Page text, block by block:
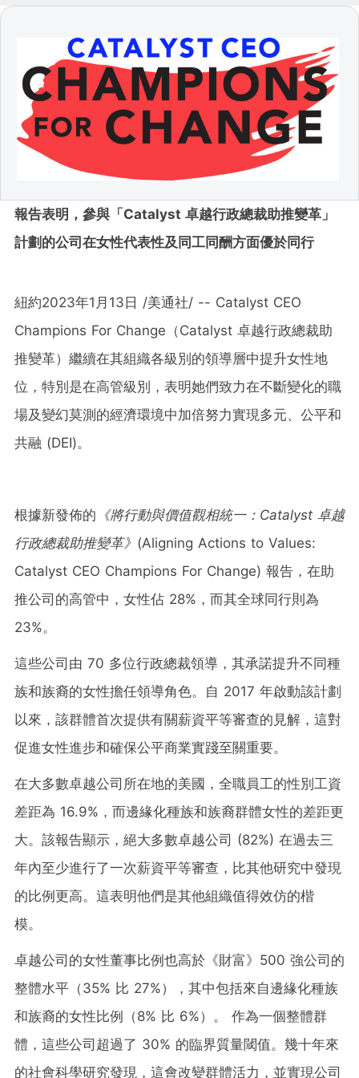
報告表明，參與「Catalyst 卓越行政總裁助推變革」
計劃的公司在女性代表性及同工同酬方面優於同行
紐約2023年1月13日 /美通社/ -- Catalyst CEO
Champions For Change（Catalyst 卓越行政總裁助
推變革）繼續在其組織各級別的領導層中提升女性地
位，特別是在高管級別，表明她們致力在不斷變化的職
場及變幻莫測的經濟環境中加倍努力實現多元、公平和
共融 (DEI)。
根據新發佈的 《將行動與價值觀相統一：Catalyst 卓越
行政總裁助推變革》 (Aligning Actions to Values:
Catalyst CEO Champions For Change) 報告，在助
推公司的高管中，女性佔 28%，而其全球同行則為
23%。
這些公司由 70 多位行政總裁領導，其承諾提升不同種
族和族裔的女性擔任領導角色。自 2017 年啟動該計劃
以來，該群體首次提供有關薪資平等審查的見解，這對
促進女性進步和確保公平商業實踐至關重要。
在大多數卓越公司所在地的美國，全職員工的性別工資
差距為 16.9%，而邊緣化種族和族裔群體女性的差距更
大。該報告顯示，絕大多數卓越公司 (82%) 在過去三
年內至少進行了一次薪資平等審查，比其他研究中發現
的比例更高。這表明他們是其他組織值得效仿的楷
模。
卓越公司的女性董事比例也高於《財富》500 強公司的
整體水平（35% 比 27%），其中包括來自邊緣化種族
和族裔的女性比例（8% 比 6%）。 作為一個整體群
體，這些公司超過了 30% 的臨界質量閾值。幾十年來
的社會科學研究發現，這會改變群體活力，並實現公司